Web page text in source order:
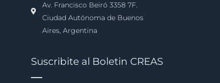
Av. Francisco Beiró 3358 7F.
Ciudad Autónoma de Buenos
Aires, Argentina
Suscribite al Boletin CREAS